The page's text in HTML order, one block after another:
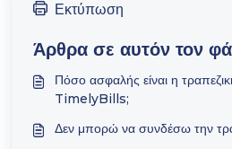
Εκτύπωση
Άρθρα σε αυτόν τον
Πόσο ασφαλής είναι η
TimelyBills;
Δεν μπορώ να συνδέσω την